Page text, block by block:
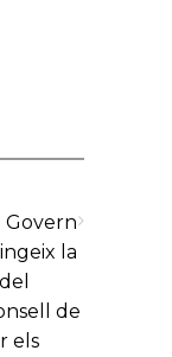
la
de
els